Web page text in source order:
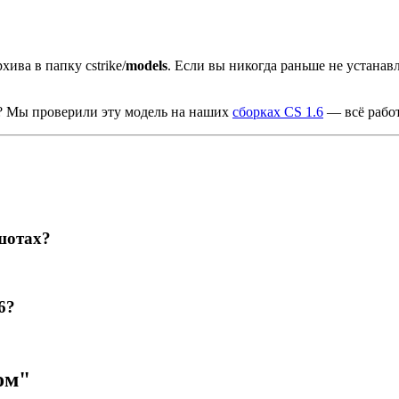
в папку cstrike/models. Если вы никогда раньше не
Мы проверили эту модель на наших сборках CS 1.6 — всё